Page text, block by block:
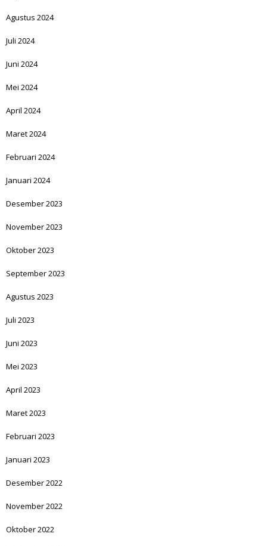
Agustus 2024
Juli 2024
Juni 2024
Mei 2024
April 2024
Maret 2024
Februari 2024
Januari 2024
Desember 2023
November 2023
Oktober 2023
September 2023
Agustus 2023
Juli 2023
Juni 2023
Mei 2023
April 2023
Maret 2023
Februari 2023
Januari 2023
Desember 2022
November 2022
Oktober 2022